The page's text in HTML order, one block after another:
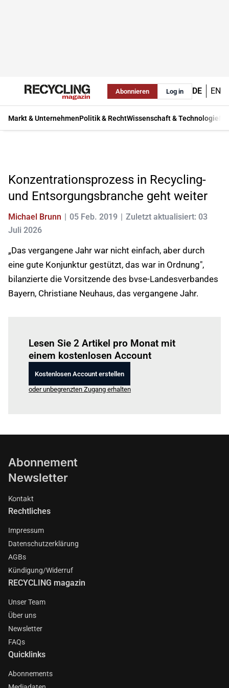
Abonnieren Log in DE EN
Markt & UnternehmenPolitik & RechtWissenschaft & Technologie
Konzentrationsprozess in Recycling-
und Entsorgungsbranche geht weiter
Michael Brunn 05 Feb. 2019
Zuletzt aktualisiert: 03
Juli 2026
„Das vergangene Jahr war nicht einfach, aber durch
eine gute Konjunktur gestützt, das war in Ordnung",
bilanzierte die Vorsitzende des bvse-Landesverbandes
Bayern, Christiane Neuhaus, das vergangene Jahr.
Lesen Sie 2 Artikel pro Monat mit
einem kostenlosen Account
Kostenlosen Account erstellen
oder unbegrenzten Zugang erhalten
Abonnement
Newsletter
Kontakt
Rechtliches
Impressum
Datenschutzerklärung
AGBs
Kündigung/Widerruf
RECYCLING magazin
Unser Team
Über uns
Newsletter
FAQs
Quicklinks
Abonnements